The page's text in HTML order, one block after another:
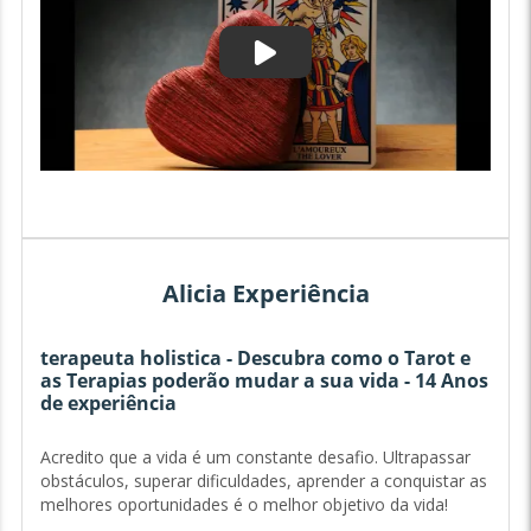
Alicia Experiência
terapeuta holistica - Descubra como o Tarot e
as Terapias poderão mudar a sua vida - 14 Anos
de experiência
Acredito que a vida é um constante desafio. Ultrapassar
obstáculos, superar dificuldades, aprender a conquistar as
melhores oportunidades é o melhor objetivo da vida!